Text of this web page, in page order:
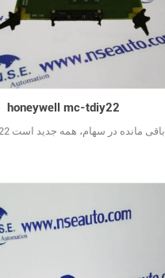
honeywell mc-tdiy22
mc-tdiy22 باقی مانده در سهام، همه جدید است